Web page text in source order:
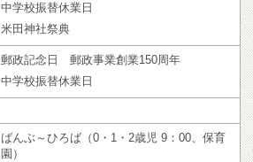
中学校振替休業日
米田神社祭典
郵政記念日 郵政事業創業150周年
中学校振替休業日
ばんぶ～ひろば（0・1・2歳児 9：00、保育
園）